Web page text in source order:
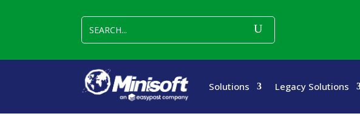
Solutions Legacy Solutions